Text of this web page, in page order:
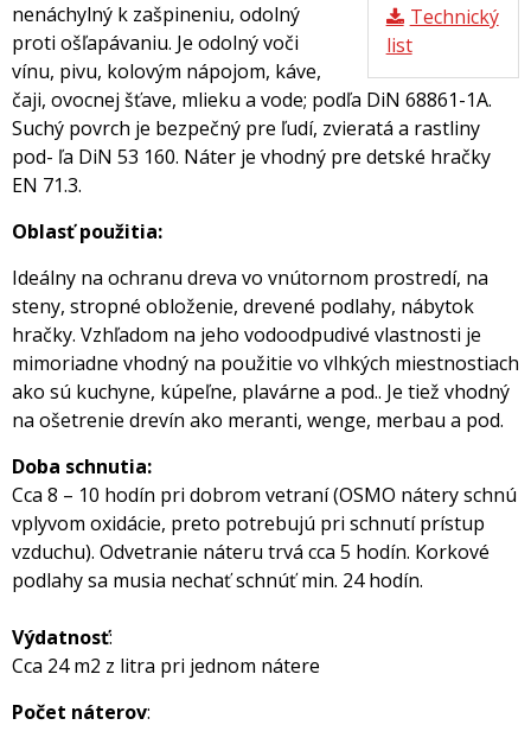
Technický
list
nenáchylný k zašpineniu, odolný
proti ošľapávaniu. Je odolný voči
vínu, pivu, kolovým nápojom, káve,
čaji, ovocnej šťave, mlieku a vode; podľa DiN 68861-1A.
Suchý povrch je bezpečný pre ľudí, zvieratá a rastliny
pod- ľa DiN 53 160. Náter je vhodný pre detské hračky
EN 71.3.
Oblasť použitia:
Ideálny na ochranu dreva vo vnútornom prostredí, na
steny, stropné obloženie, drevené podlahy, nábytok
hračky. Vzhľadom na jeho vodoodpudivé vlastnosti je
mimoriadne vhodný na použitie vo vlhkých miestnostiach
ako sú kuchyne, kúpeľne, plavárne a pod.. Je tiež vhodný
na ošetrenie drevín ako meranti, wenge, merbau a pod.
Doba schnutia:
Cca 8 – 10 hodín pri dobrom vetraní (OSMO nátery schnú
vplyvom oxidácie, preto potrebujú pri schnutí prístup
vzduchu). Odvetranie náteru trvá cca 5 hodín. Korkové
podlahy sa musia nechať schnúť min. 24 hodín.
Výdatnosť:
Cca 24 m2 z litra pri jednom nátere
Počet náterov: